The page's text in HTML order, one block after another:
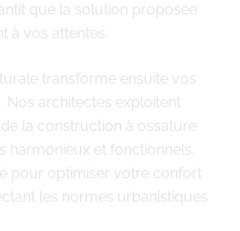
que la solution proposée
à vos attentes.
transforme ensuite vos
Nos architectes exploitent
la construction à ossature
harmonieux et fonctionnels.
pour optimiser votre confort
les normes urbanistiques